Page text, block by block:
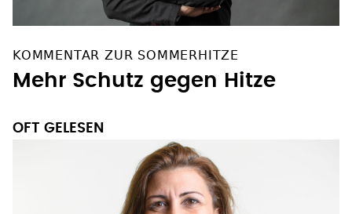
KOMMENTAR ZUR SOMMERHITZE
Mehr Schutz gegen Hitze
OFT GELESEN